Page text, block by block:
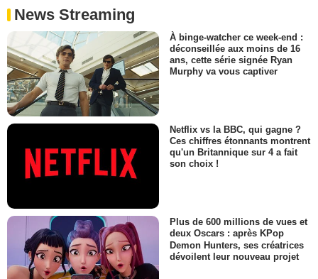
News Streaming
À binge-watcher ce week-end :
déconseillée aux moins de 16
ans, cette série signée Ryan
Murphy va vous captiver
Netflix vs la BBC, qui gagne ?
Ces chiffres étonnants montrent
qu'un Britannique sur 4 a fait
son choix !
Plus de 600 millions de vues et
deux Oscars : après KPop
Demon Hunters, ses créatrices
dévoilent leur nouveau projet